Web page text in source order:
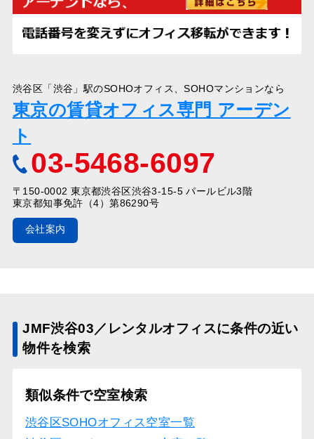
渋谷区「渋谷」駅のSOHOオフィス、SOHOマンションなら
東京の賃貸オフィス専門 アーデン
ト
03-5468-6097
〒150-0002 東京都渋谷区渋谷3-15-5 パールビル3階
東京都知事免許（4）第86290号
会社案内
JMF渋谷03／レンタルオフィスに条件の近い
物件を検索
類似条件で空室検索
渋谷区SOHOオフィス空室一覧